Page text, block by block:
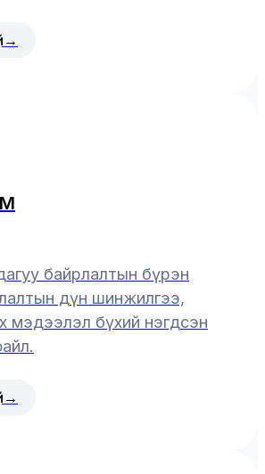
→
байрлалтын бүрэн
дүн шинжилгээ,
мэдээлэл бүхий нэгдсэн
→